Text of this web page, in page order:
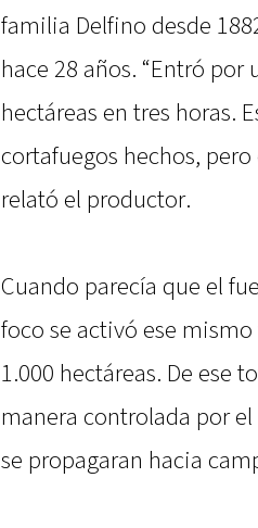
familia Delfino desde
hace 28 años. “Entró
hectáreas en tres horas.
cortafuegos hechos,
relató el productor.
Cuando parecía que el
foco se activó ese
1.000 hectáreas. De ese
manera controlada por
se propagaran hacia